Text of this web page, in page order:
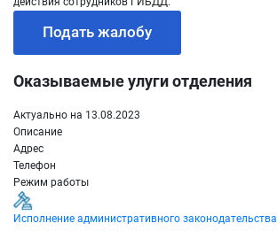
Подать жалобу
Оказываемые улуги отделения
Актуально на 13.08.2023
Описание
Адрес
Телефон
Режим работы
Исполнение административного законодательства